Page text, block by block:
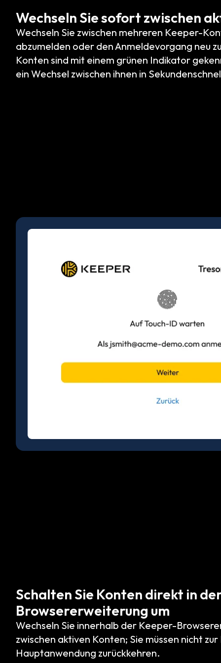
Wechseln Sie sofort zwischen
Wechseln Sie zwischen mehreren Keeper-
abzumelden oder den Anmeldevorgang neu
Konten sind mit einem grünen Indikator
ein Wechsel zwischen ihnen in
Schalten Sie Konten direkt in
Browsererweiterung um
Wechseln Sie innerhalb der Keeper-
zwischen aktiven Konten; Sie müssen nicht
Hauptanwendung zurückkehren.